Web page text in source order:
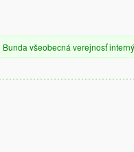
Bunda všeobecná verejnosťinterný